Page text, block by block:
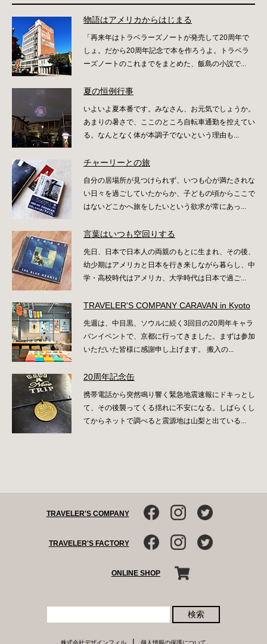
物語はアメリカからはじまる
「再来年はトラベラーズノートが発売して20周年で
しょ。だから20周年記念で本を作ろうよ。トラベラ
ーズノートのこれまでをまとめた、飯島の小説で...
夏の恒例行事
いよいよ夏本番です。みなさん、お元気でしょうか。
あまりの暑さで、ここのところ自転車通勤を控えてい
る。なんとなく体が本調子でないという理由も...
チャーリーとの旅
自分の居場所が見つけられず、いつも心が満たされな
い日々を過ごしていたからか、子どもの頃からここで
はないどこかへ旅をしたいという欲求が常にあっ...
言葉はいつも空回りする
先日、日本で日本人の両親のもとに生まれ、その後、
幼少期はアメリカと日本を行き来しながら暮らし、中
学・高校時代はアメリカ、大学時代は日本で過ご...
TRAVELER'S COMPANY CARAVAN in Kyoto
先週は、中目黒、ソウルに続く3回目の20周年キャラ
バンイベントで、京都に行ってきました。まずは参加
いただいた皆様に感謝申し上げます。 搬入の...
20周年記念缶
携帯電話から突然鳴り響く緊急地震速報にドキっとし
て、その後襲ってくる揺れに不安になる。しばらくし
てからネットで調べると震源地は山梨と出ている...
TRAVELER'S COMPANY
TRAVELER'S FACTORY
ONLINE SHOP
検索
|